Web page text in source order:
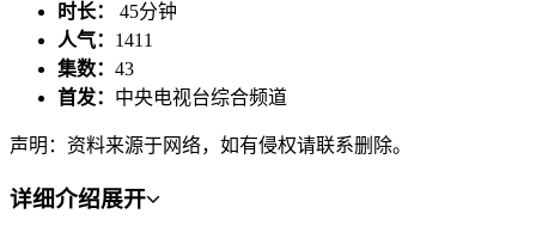
时长： 45分钟
人气： 1411
集数： 43
首发： 中央电视台综合频道
声明：资料来源于网络，如有侵权请联系删除。
详细介绍展开